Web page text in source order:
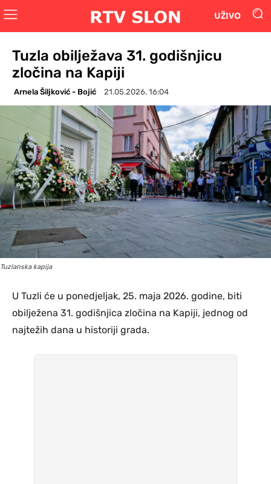
UŽIVO
Tuzla obilježava 31. godišnjicu
zločina na Kapiji
Arnela Šiljković - Bojić 21.05.2026. 16:04
Tuzlanska kapija
U Tuzli će u ponedjeljak, 25. maja 2026. godine, biti
obilježena 31. godišnjica zločina na Kapiji, jednog od
najtežih dana u historiji grada.